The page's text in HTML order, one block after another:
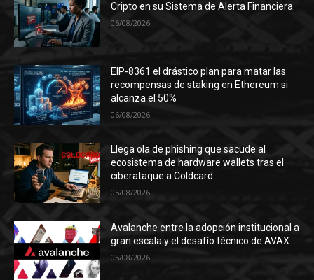
Cripto en su Sistema de Alerta Financiera
06/08/2026
EIP-8361 el drástico plan para matar las
recompensas de staking en Ethereum si
alcanza el 50%
06/08/2026
Llega ola de phishing que sacude al
ecosistema de hardware wallets tras el
ciberataque a Coldcard
05/08/2026
Avalanche entre la adopción institucional a
gran escala y el desafío técnico de AVAX
05/08/2026